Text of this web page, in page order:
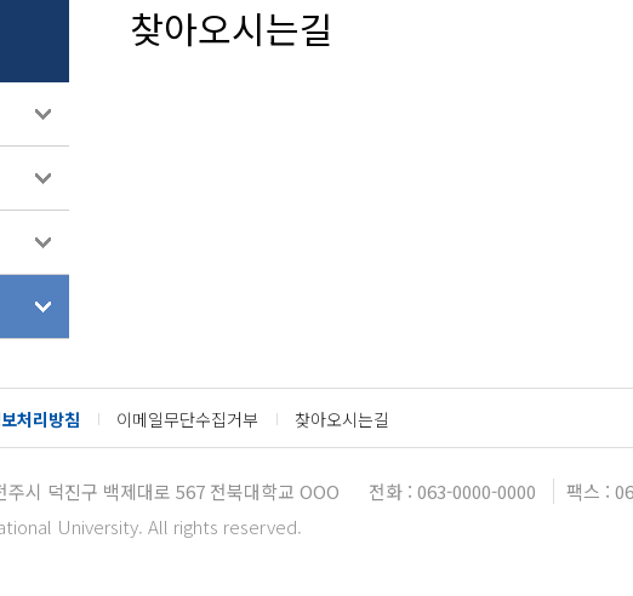
찾아오시는길
처리방침 이메일무단수집거부 찾아오시는길
주시 덕진구 백제대로 567 전북대학교 OOO 전화 : 063-0000-0000
팩스 :
University. All rights reserved.